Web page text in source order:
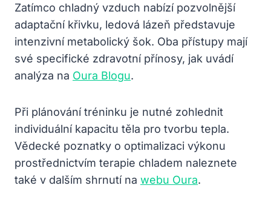
Zatímco chladný vzduch nabízí pozvolnější
adaptační křivku, ledová lázeň představuje
intenzivní metabolický šok. Oba přístupy mají
své specifické zdravotní přínosy, jak uvádí
analýza na Oura Blogu.
Při plánování tréninku je nutné zohlednit
individuální kapacitu těla pro tvorbu tepla.
Vědecké poznatky o optimalizaci výkonu
prostřednictvím terapie chladem naleznete
také v dalším shrnutí na webu Oura.